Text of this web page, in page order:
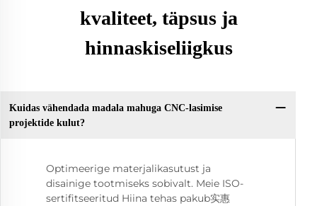
kvaliteet, täpsus ja
hinnaskiseliigkus
Kuidas vähendada madala mahuga CNC-lasimise
projektide kulut?
Optimeerige materjalikasutust ja
disainige tootmiseks sobivalt. Meie ISO-
sertifitseeritud Hiina tehas pakub实惠